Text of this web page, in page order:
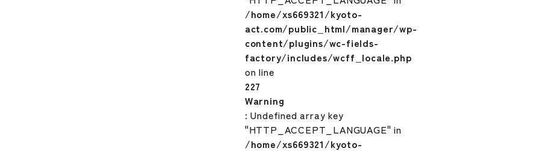
/home/xs669321/kyoto-
act.com/public_html/manager/wp-
content/plugins/wc-fields-
factory/includes/wcff_locale.php
on line
227
Warning
: Undefined array key
"HTTP_ACCEPT_LANGUAGE" in
/home/xs669321/kyoto-